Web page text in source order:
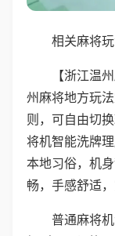
相关麻将
【浙江温
州麻将地方玩
则，可自由切
将机智能洗牌
本地习俗，机
畅，手感舒适
普通麻将